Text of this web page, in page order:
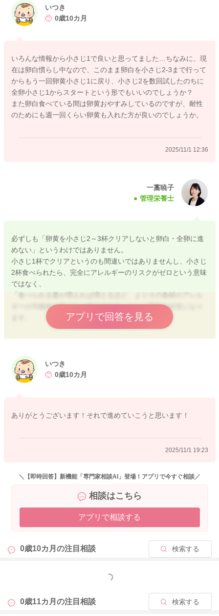
卵黄1回小さじ2杯までクリア→卵白耳かき1杯→卵白耳かき2
杯…卵白耳かき3杯…4杯とすすめていき、
卵白を1回で小さじ2～3杯をクリアできたら全卵を食べさせても
ＯＫです。
全卵は小さじ１杯からスタートして小さじ2杯→3杯と小さじ単
位で増やしていって大丈夫ですよ。
卵は卵黄よりも卵白、加熱卵より生卵の方がアレルゲン性が高
いつき
0歳10カ月
いろんな情報から小さじ1で良いと思ってました…ちなみに、現
在は卵白慣らし中なので、このまま卵白を小さじ2-3まで行って
からもう一回卵黄小さじ1に戻り、小さじ2を数回試したのちに
全卵小さじ1からスタートという形でもいいのでしょうか？
また卵白食べている間は卵黄おやすみしているのですが、耐性
のためにも週一回くらい卵黄も入れた方が良いのでしょうか。
2025/11/1 12:36
一藁暁子
管理栄養士
必ずしも「卵黄を小さじ2～3杯クリアしないと卵白・全卵に進
めない」というわけではありません。
小さじ1杯でクリアというのも間違いではありませんし、小さじ
2杯食べられたら、完全にアレルギーのリスクがゼロという意味
ではなく、
「食べられる量が増えれば増えるほど、よりその食材のアレル
ギーの可能性が低くなり安心できる」という意味の目安になり
基本的にはアレルゲン性の低い順から、『卵黄⇒卵白⇒全卵』
よ。
そのまま卵白の量を徐々に増やしていき、小さじ2杯クリア⇒全
卵摂取を目指すでOKです。
アプリで回答を見る
いつき
0歳10カ月
ありがとうございます！それで進めていこうと思います！
2025/11/1 19:23
＼【即時回答】新機能「専門家相談AI」登場！アプリで今すぐ相談／
相談はこちら
アプリで相談する
0歳10カ月の注目相談 検索する
もっと見る
0歳11カ月の注目相談 検索する